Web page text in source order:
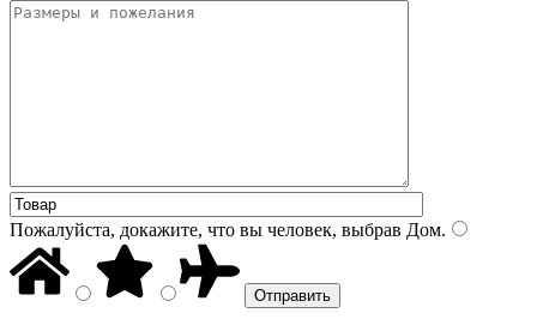
Пожалуйста, докажите, что вы человек, выбрав Дом.